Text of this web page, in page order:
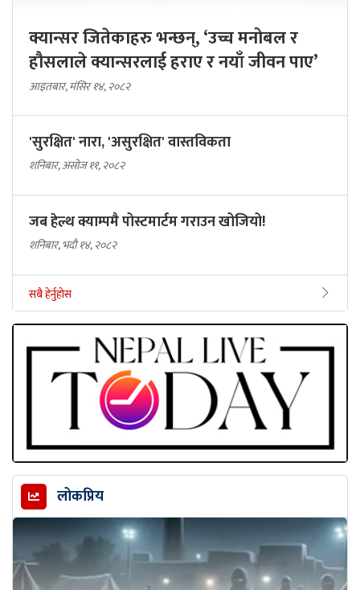
क्यान्सर जितेकाहरु भन्छन्, ‘उच्च मनोबल र
हौसलाले क्यान्सरलाई हराए र नयाँ जीवन पाए’
आइतबार, मंसिर १४, २०८२
'सुरक्षित' नारा, 'असुरक्षित' वास्तविकता
शनिबार, असोज ११, २०८२
जब हेल्थ क्याम्पमै पोस्टमार्टम गराउन खोजियो!
शनिबार, भदौ १४, २०८२
सबै हेर्नुहोस
लोकप्रिय